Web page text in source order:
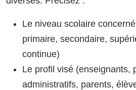
Le niveau scolaire
primaire, secondaire,
continue)
Le profil visé (enseignants,
administratifs, parents,